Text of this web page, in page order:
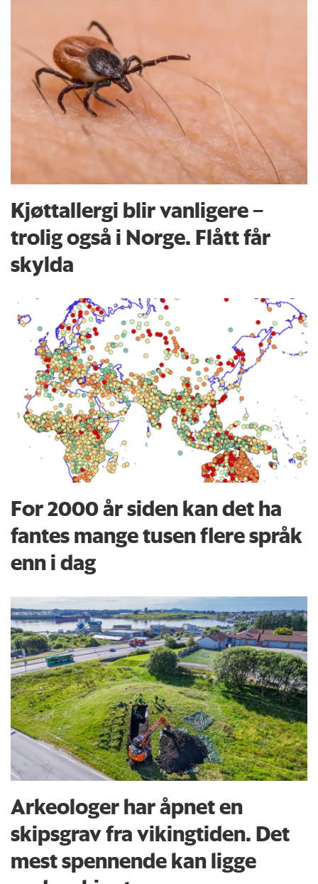
Kjøttallergi blir vanligere –
trolig også i Norge. Flått får
skylda
For 2000 år siden kan det ha
fantes mange tusen flere språk
enn i dag
Arkeologer har åpnet en
skipsgrav fra vikingtiden. Det
mest spennende kan ligge